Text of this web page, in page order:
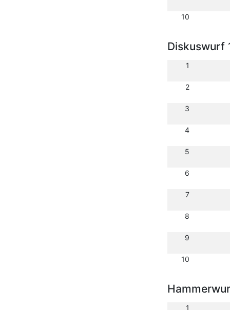
10
Diskuswurf
1
2
3
4
5
6
7
8
9
10
1